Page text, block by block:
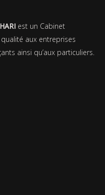
est un Cabinet
aux entreprises
ainsi qu’aux particuliers.